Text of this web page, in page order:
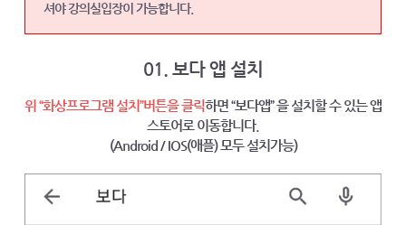
셔야 강의실입장이 가능합니다.
01. 보다 앱 설치
위 “화상프로그램 설치”버튼을 클릭하면 “보다앱” 을 설치할 수 있는 앱
스토어로 이동합니다.
(Android / IOS(애플) 모두 설치가능)